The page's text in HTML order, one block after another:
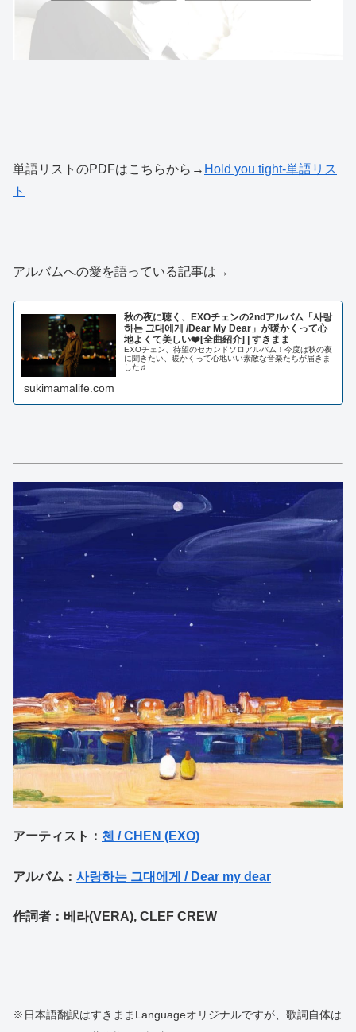
単語リストのPDFはこちらから→ Hold you tight-単語リス
ト
アルバムへの愛を語っている記事は→
秋の夜に聴く、EXOチェンの2ndアルバム「사랑
하는 그대에게 /Dear My Dear」が暖かくって心
地よくて美しい❤️[全曲紹介] | すきまま
EXOチェン、待望のセカンドソロアルバム！今度は秋の夜
に聞きたい、暖かくって心地いい素敵な音楽たちが届きま
した♬
sukimamalife.com
アーティスト： 첸 / CHEN (EXO)
アルバム： 사랑하는 그대에게 / Dear my dear
作詞者：베라(VERA), CLEF CREW
※日本語翻訳はすきままLanguageオリジナルですが、歌詞自体は